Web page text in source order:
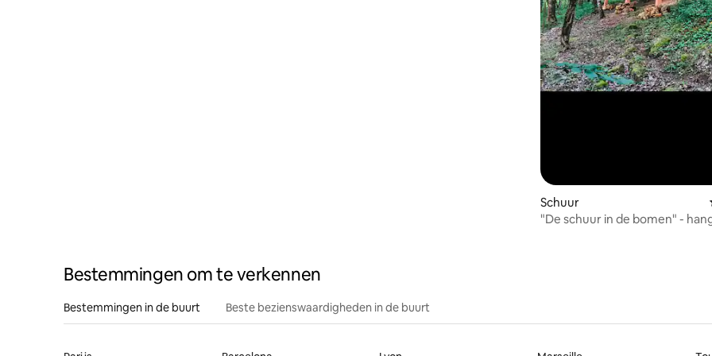
Schuur
"De schuur in de bomen" -
Bestemmingen om te verkennen
Bestemmingen in de buurt Beste bezienswaardigheden in de buurt